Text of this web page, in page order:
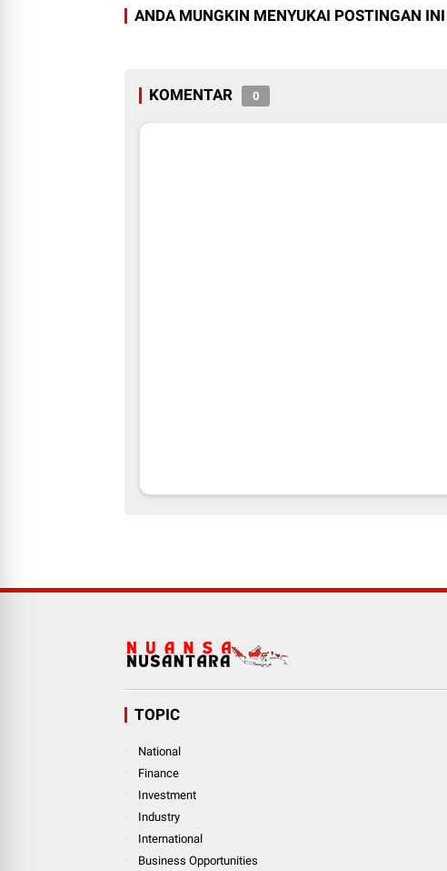
ANDA MUNGKIN MENYUKAI POSTINGAN INI
KOMENTAR 0
TOPIC
National
Finance
Investment
Industry
International
Business Opportunities